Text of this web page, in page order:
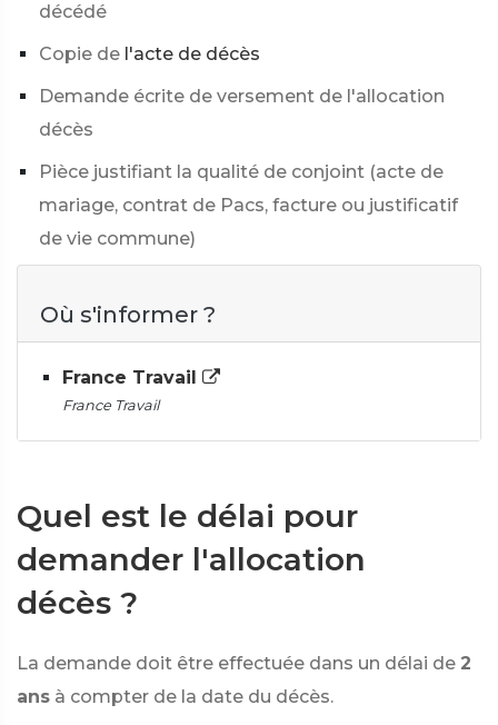
décédé
Copie de l'acte de décès
Demande écrite de versement de l'allocation
décès
Pièce justifiant la qualité de conjoint (acte de
mariage, contrat de Pacs, facture ou justificatif
de vie commune)
Où s'informer ?
France Travail
France Travail
Quel est le délai pour
demander l'allocation
décès ?
La demande doit être effectuée dans un délai de 2
ans à compter de la date du décès.